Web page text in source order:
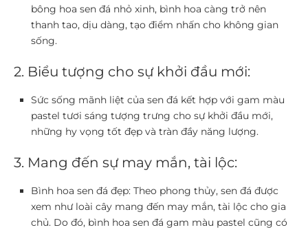
bông hoa sen đá nhỏ xinh, bình hoa càng trở nên
thanh tao, dịu dàng, tạo điểm nhấn cho không gian
sống.
2. Biểu tượng cho sự khởi đầu mới:
Sức sống mãnh liệt của sen đá kết hợp với gam màu
pastel tươi sáng tượng trưng cho sự khởi đầu mới,
những hy vọng tốt đẹp và tràn đầy năng lượng.
3. Mang đến sự may mắn, tài lộc:
Bình hoa sen đá đẹp: Theo phong thủy, sen đá được
xem như loài cây mang đến may mắn, tài lộc cho gia
chủ. Do đó, bình hoa sen đá gam màu pastel cũng có